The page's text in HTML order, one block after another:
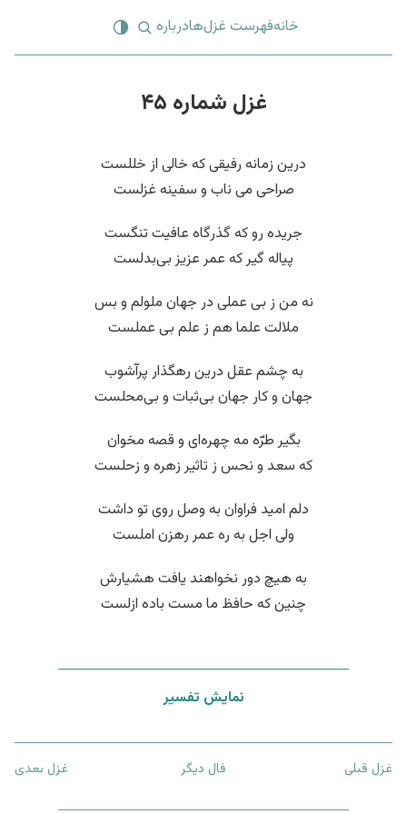
خانهفهرست غزل‌هادرباره
غزل شماره ۴۵
درین زمانه رفیقی که خالی از خللست
صراحی می ناب و سفینه غزلست
جریده رو که گذرگاه عافیت تنگست
پیاله گیر که عمر عزیز بی‌بدلست
نه من ز بی عملی در جهان ملولم و بس
ملالت علما هم ز علم بی عملست
به چشم عقل درین رهگذار پرآشوب
جهان و کار جهان بی‌ثبات و بی‌محلست
بگیر طرّه مه چهره‌ای و قصه مخوان
که سعد و نحس ز تاثیر زهره و زحلست
دلم امید فراوان به وصل روی تو داشت
ولی اجل به ره عمر رهزن املست
به هیچ دور نخواهند یافت هشیارش
چنین که حافظ ما مست باده ازلست
نمایش تفسیر
غزل قبلی فال دیگر غزل بعدی